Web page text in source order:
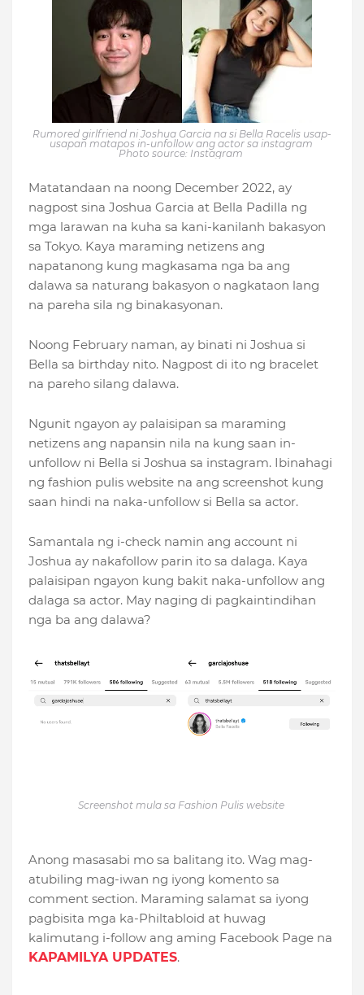
Rumored girlfriend ni Joshua Garcia na si Bella Racelis usap-
usapan matapos in-unfollow ang actor sa instagram
Photo source: Instagram
Matatandaan na noong December 2022, ay
nagpost sina Joshua Garcia at Bella Padilla ng
mga larawan na kuha sa kani-kanilanh bakasyon
sa Tokyo. Kaya maraming netizens ang
napatanong kung magkasama nga ba ang
dalawa sa naturang bakasyon o nagkataon lang
na pareha sila ng binakasyonan.
Noong February naman, ay binati ni Joshua si
Bella sa birthday nito. Nagpost di ito ng bracelet
na pareho silang dalawa.
Ngunit ngayon ay palaisipan sa maraming
netizens ang napansin nila na kung saan in-
unfollow ni Bella si Joshua sa instagram. Ibinahagi
ng fashion pulis website na ang screenshot kung
saan hindi na naka-unfollow si Bella sa actor.
Samantala ng i-check namin ang account ni
Joshua ay nakafollow parin ito sa dalaga. Kaya
palaisipan ngayon kung bakit naka-unfollow ang
dalaga sa actor. May naging di pagkaintindihan
nga ba ang dalawa?
Screenshot mula sa Fashion Pulis website
Anong masasabi mo sa balitang ito. Wag mag-
atubiling mag-iwan ng iyong komento sa
comment section. Maraming salamat sa iyong
pagbisita mga ka-Philtabloid at huwag
kalimutang i-follow ang aming Facebook Page na
KAPAMILYA UPDATES.